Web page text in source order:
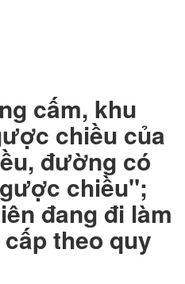
cấm, khu
chiều của
đường có
chiều";
đang đi làm
theo quy